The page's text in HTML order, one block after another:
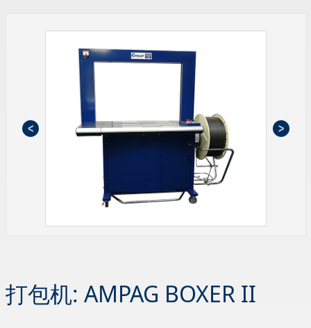
打包机: AMPAG BOXER II